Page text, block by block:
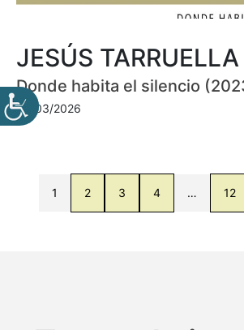
JESÚS TARRUELLA
Donde habita el silencio
30/03/2026
1 2 3 4 … 12